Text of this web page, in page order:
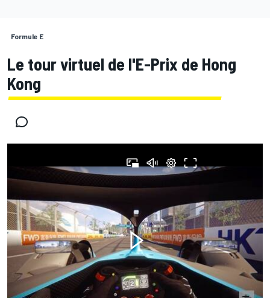
Formule E
Le tour virtuel de l'E-Prix de Hong
Kong